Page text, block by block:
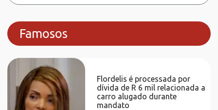
Famosos
Flordelis é processada por
dívida de R 6 mil relacionada a
carro alugado durante
mandato